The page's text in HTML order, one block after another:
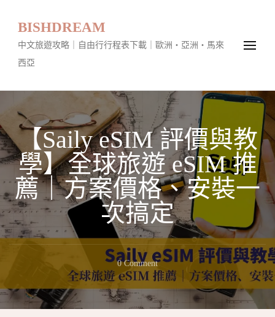
BISHDREAM
中文旅遊攻略｜自由行行程表下載｜歐洲・亞洲・馬來
西亞
【Saily eSIM 評價與教
學】全球旅遊 eSIM 推
薦｜方案價格、安裝一
次搞定
0 CommentOn
【Saily
ESIM